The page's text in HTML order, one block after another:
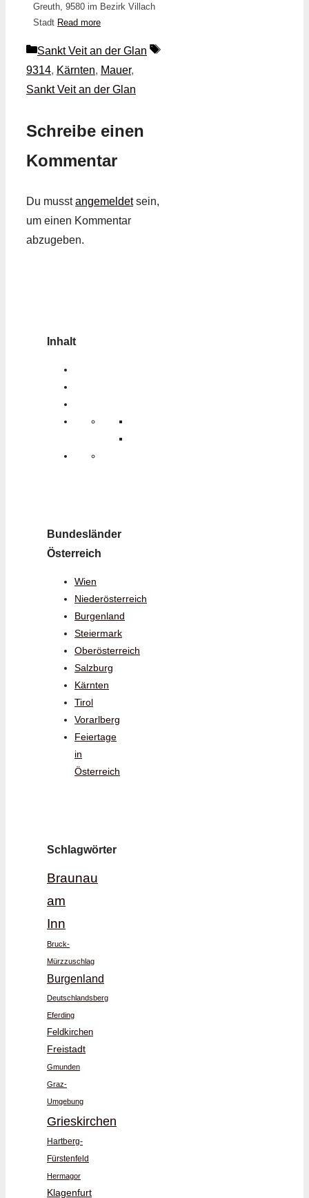
Greuth, 9580 im Bezirk Villach
Stadt Read more
Kategorien
Sankt Veit an der Glan
Schlagwörter
9314, Kärnten, Mauer,
Sankt Veit an der Glan
Schreibe einen
Kommentar
Du musstangemeldetsein,
um einen Kommentar
abzugeben.
Inhalt
Bundesländer
Österreich
Wien
Niederösterreich
Burgenland
Steiermark
Oberösterreich
Salzburg
Kärnten
Tirol
Vorarlberg
Feiertage
in
Österreich
Schlagwörter
Braunau
am
Inn
Bruck-
Mürzzuschlag
Burgenland
Deutschlandsberg
Eferding
Feldkirchen
Freistadt
Gmunden
Graz-
Umgebung
Grieskirchen
Hartberg-
Fürstenfeld
Hermagor
Klagenfurt